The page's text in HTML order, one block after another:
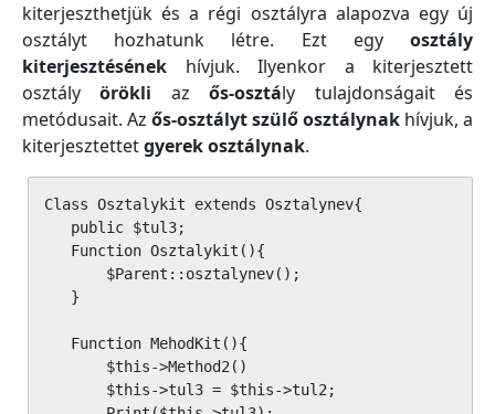
kiterjeszthetjük és a régi osztályra alapozva egy új
osztályt hozhatunk létre. Ezt egy osztály
kiterjesztésének hívjuk. Ilyenkor a kiterjesztett
osztályörökli azős-osztály tulajdonságait és
metódusait. Az ős-osztályt szülő osztálynak hívjuk, a
kiterjesztettetgyerek osztálynak.
Class Osztalykit extends Osztalynev{
   public $tul3;
   Function Osztalykit(){
       $Parent::osztalynev();
   }
   Function MehodKit(){
       $this->Method2()
       $this->tul3 = $this->tul2;